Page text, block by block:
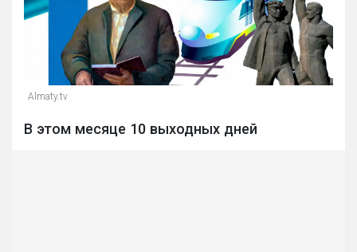
Almaty.tv
В этом месяце 10 выходных дней